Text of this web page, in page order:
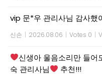
vip 문*우 관리사님 감사했
신손 | 2026.08.06 | Votes 0 |
신생아 울음소리만 들어
숙 관리사님
추천!!!